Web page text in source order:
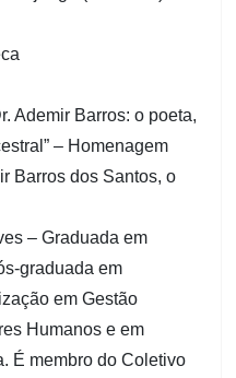
Ademir Barros: o poeta,
– Homenagem
Barros dos Santos, o
– Graduada em
graduada em
em Gestão
Humanos e em
É membro do Coletivo